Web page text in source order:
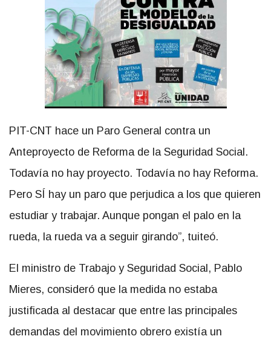
PIT-CNT hace un Paro General contra un
Anteproyecto de Reforma de la Seguridad Social.
Todavía no hay proyecto. Todavía no hay Reforma.
Pero SÍ hay un paro que perjudica a los que quieren
estudiar y trabajar. Aunque pongan el palo en la
rueda, la rueda va a seguir girando”, tuiteó.
El ministro de Trabajo y Seguridad Social, Pablo
Mieres, consideró que la medida no estaba
justificada al destacar que entre las principales
demandas del movimiento obrero existía un